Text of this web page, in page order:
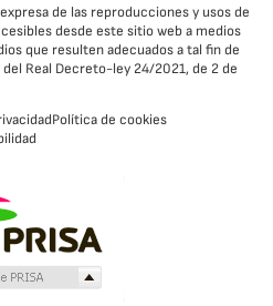
de las reproducciones y usos de
desde este sitio web a medios
que resulten adecuados a tal fin de
Real Decreto-ley 24/2021, de 2 de
Política de cookies